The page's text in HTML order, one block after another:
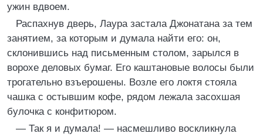
ужин вдвоем.
Распахнув дверь, Лаура застала Джонатана за тем
занятием, за которым и думала найти его: он,
склонившись над письменным столом, зарылся в
ворохе деловых бумаг. Его каштановые волосы были
трогательно взъерошены. Возле его локтя стояла
чашка с остывшим кофе, рядом лежала засохшая
булочка с конфитюром.
— Так я и думала! — насмешливо воскликнула